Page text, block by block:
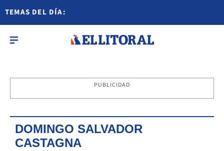
TEMAS DEL DÍA:
PUBLICIDAD
DOMINGO SALVADOR
CASTAGNA